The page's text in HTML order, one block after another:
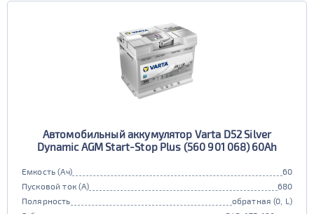
Автомобильный аккумулятор Varta D52 Silver
Dynamic AGM Start-Stop Plus (560 901 068) 60Ah
Емкость (Ач)
60
Пусковой ток (А)
680
Полярность
обратная (0, L)